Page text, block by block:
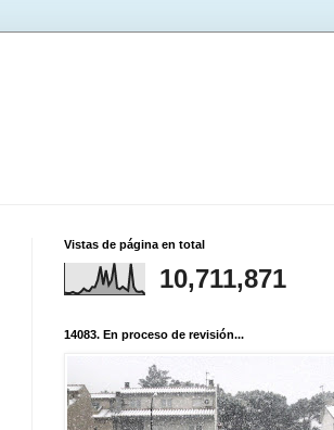
Vistas de página en total
10,711,871
14083. En proceso de revisión...